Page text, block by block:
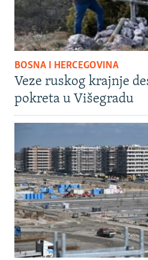
BOSNA I HERCEGOVINA
Veze ruskog krajnje
pokreta u Višegradu